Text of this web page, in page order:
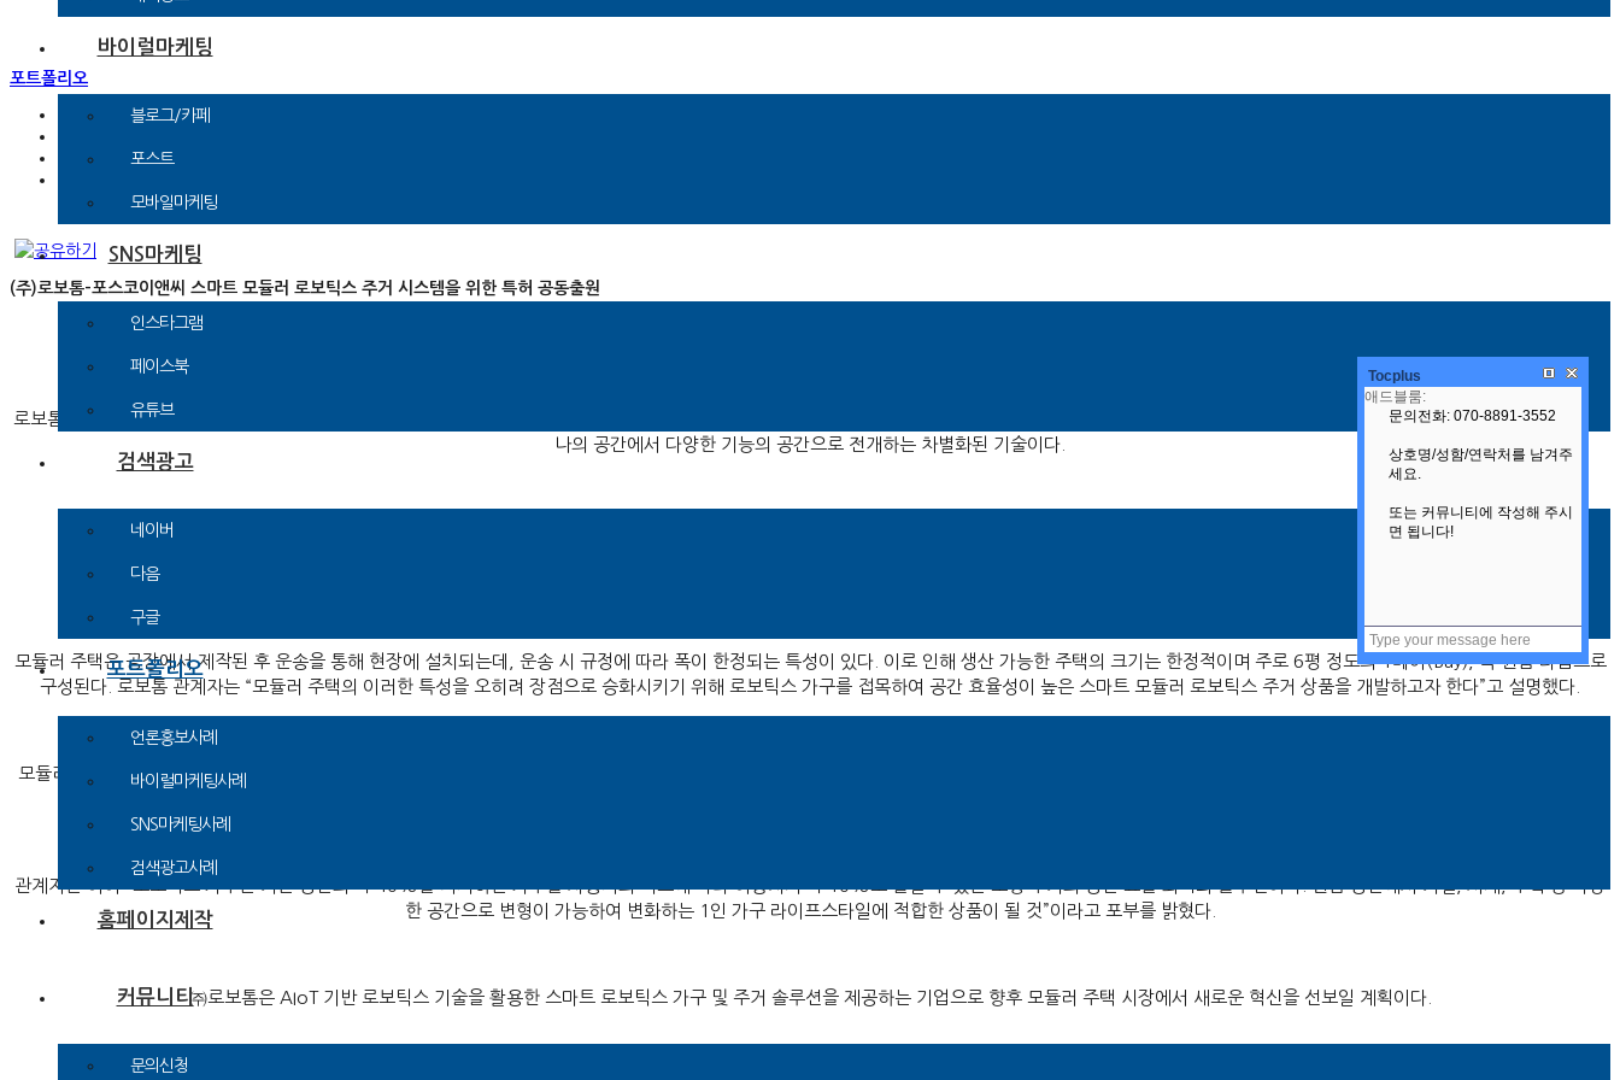
바이럴마케팅
블로그/카페
포스트
모바일마케팅
SNS마케팅
인스타그램
페이스북
유튜브
검색광고
네이버
다음
구글
포트폴리오
언론홍보사례
바이럴마케팅사례
SNS마케팅사례
검색광고사례
홈페이지제작
커뮤니티
문의신청
포트폴리오
언론홍보사례
SNS마케팅사례
(주)로보톰-포스코이앤씨 스마트 모듈러 로보틱스 주거 시스템을 위한 특허 공동출원
로보톰은 모듈러 주택에 로보틱스 가구를 도입하여 기술적으로 주거의 질을 개선할 수 있는 미래형 주거 공간을 선보이고 있다. 이 시스템은 사용자의 니즈에 따라 홈 IoT 컨트롤을 통해 로보틱스 가구가 이동하며, 하
나의 공간에서 다양한 기능의 공간으로 전개하는 차별화된 기술이다.
모듈러 주택은 공장에서 제작된 후 운송을 통해 현장에 설치되는데, 운송 시 규정에 따라 폭이 한정되는 특성이 있다. 이로 인해 생산 가능한 주택의 크기는 한정적이며 주로 6평 정도의 1베이(Bay), 즉 원룸 타입으로
구성된다. 로보톰 관계자는 “모듈러 주택의 이러한 특성을 오히려 장점으로 승화시키기 위해 로보틱스 가구를 접목하여 공간 효율성이 높은 스마트 모듈러 로보틱스 주거 상품을 개발하고자 한다”고 설명했다.
모듈러 건축의 장점인 탈현장공법(OSC)을 활용하여 모듈러 주택 제조 과정 중 로보틱스 가구를 공장에서 모듈러 주택에 결합함으로써 현장 설치 시간을 단축할 수 있다. 이러한 특성은 소형 주거의 새로운 패러다임
관계자는 이어 “로보틱스 가구는 기존 공간의 약 40%를 차지하는 가구를 사용자의 니즈에 따라 이동시켜 약 10%로 줄일 수 있는 소형 주거의 공간 효율 최적화 솔루션이다. 원룸 공간에서 거실, 서재, 부엌 등 다양
한 공간으로 변형이 가능하여 변화하는 1인 가구 라이프스타일에 적합한 상품이 될 것”이라고 포부를 밝혔다.
㈜로보톰은 AIoT 기반 로보틱스 기술을 활용한 스마트 로보틱스 가구 및 주거 솔루션을 제공하는 기업으로 향후 모듈러 주택 시장에서 새로운 혁신을 선보일 계획이다.
Tocplus